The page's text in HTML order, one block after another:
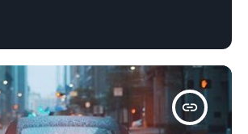
insert_link